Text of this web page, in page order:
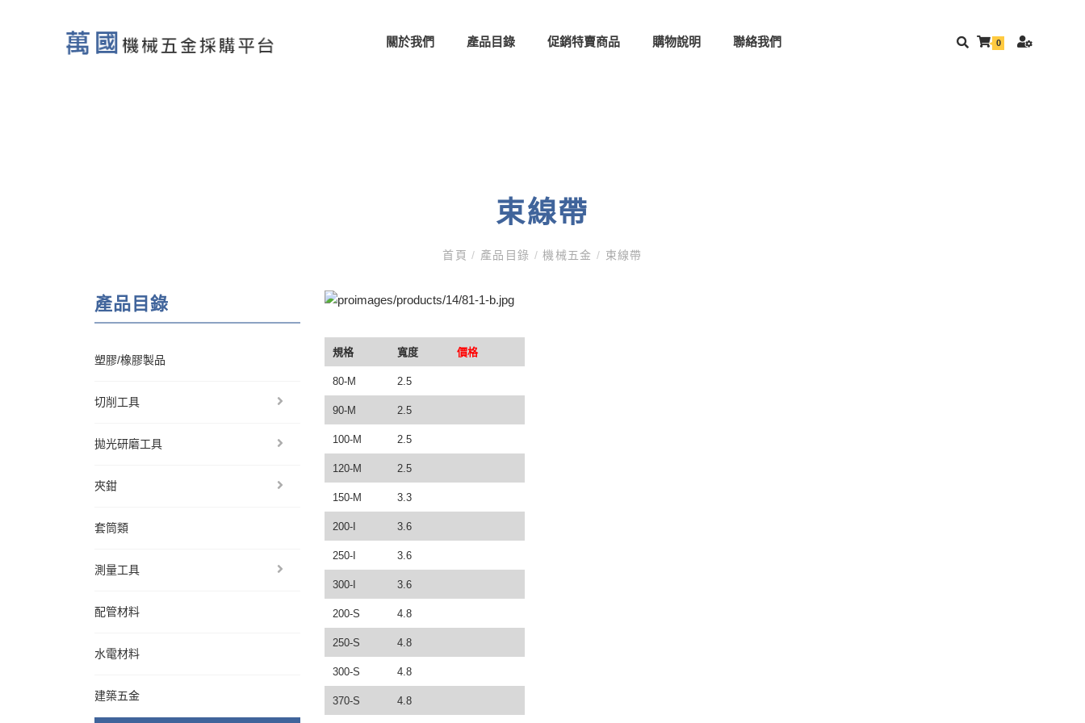
關於我們 產品目錄 促銷特賣商品 購物說明 聯絡我們 0
束線帶
首頁/ 產品目錄 / 機械五金/ 束線帶
產品目錄
塑膠/橡膠製品
切削工具
拋光研磨工具
夾鉗
套筒類
測量工具
配管材料
水電材料
建築五金
規格 寬度 價格
80-M 2.5
90-M 2.5
100-M 2.5
120-M 2.5
150-M 3.3
200-I 3.6
250-I 3.6
300-I 3.6
200-S 4.8
250-S 4.8
300-S 4.8
370-S 4.8